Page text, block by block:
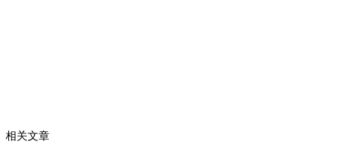
相关文章